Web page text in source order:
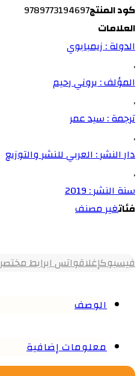
كود المنتج9789773194697
العلامات
الدولة : زيمبابوي
,
المؤلف : يروني رحيم
,
ترجمة : سيد عمر
,
دار النشر : العربي للنشر والتوزيع
,
سنة النشر : 2019
فئاتغير مصنف
فيسبوكإغلاقواتس ابرابط مختصر
الوصف
معلومات إضافية